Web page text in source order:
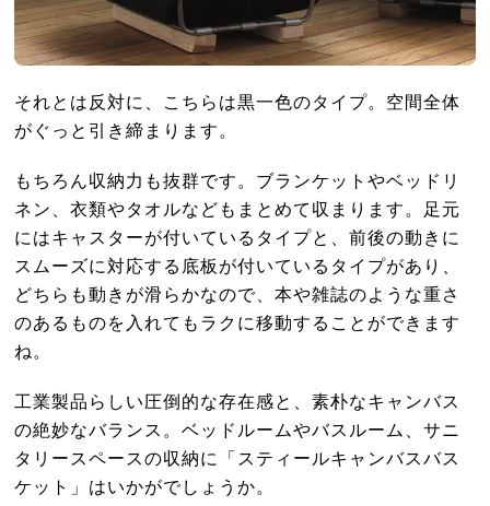
それとは反対に、こちらは黒一色のタイプ。空間全体
がぐっと引き締まります。
もちろん収納力も抜群です。ブランケットやベッドリ
ネン、衣類やタオルなどもまとめて収まります。足元
にはキャスターが付いているタイプと、前後の動きに
スムーズに対応する底板が付いているタイプがあり、
どちらも動きが滑らかなので、本や雑誌のような重さ
のあるものを入れてもラクに移動することができます
ね。
工業製品らしい圧倒的な存在感と、素朴なキャンバス
の絶妙なバランス。ベッドルームやバスルーム、サニ
タリースペースの収納に「スティールキャンバスバス
ケット」はいかがでしょうか。